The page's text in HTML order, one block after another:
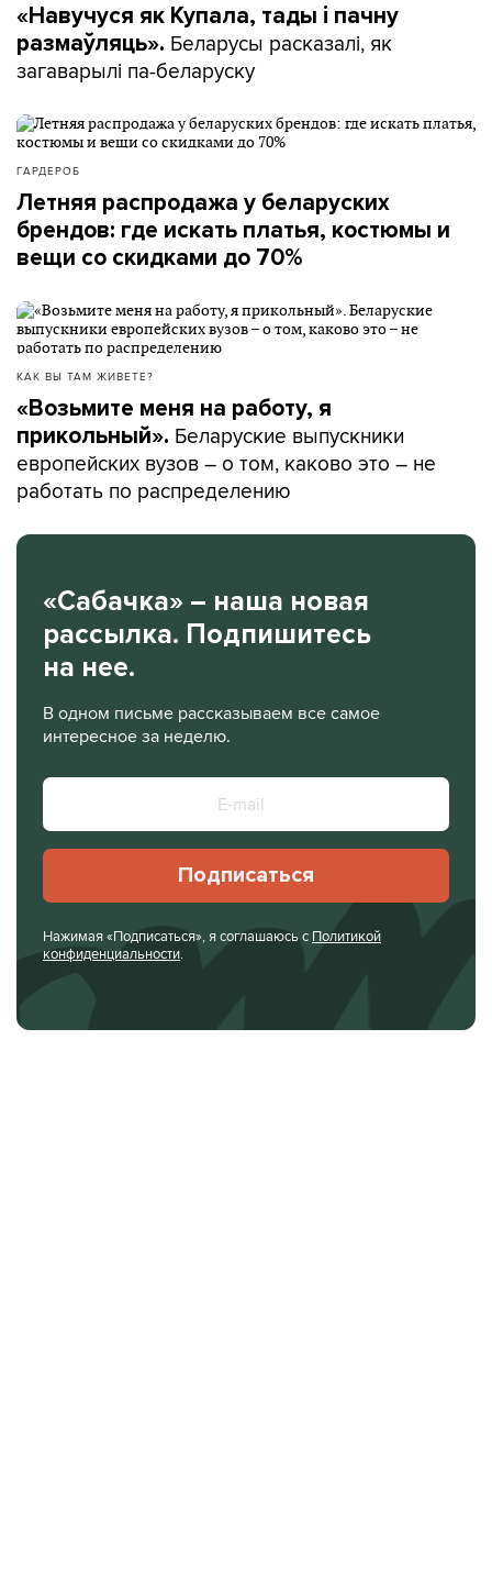
«Навучуся як Купала, тады і пачну
размаўляць». Беларусы расказалі, як
загаварылі па-беларуску
ГАРДЕРОБ
Летняя распродажа у беларуских
брендов: где искать платья, костюмы и
вещи со скидками до 70%
КАК ВЫ ТАМ ЖИВЕТЕ?
«Возьмите меня на работу, я
прикольный». Беларуские выпускники
европейских вузов – о том, каково это – не
работать по распределению
«Сабачка» – наша новая
рассылка. Подпишитесь
на нее.
В одном письме рассказываем все самое
интересное за неделю.
Подписаться
Нажимая «Подписаться», я соглашаюсь с Политикой
конфиденциальности.